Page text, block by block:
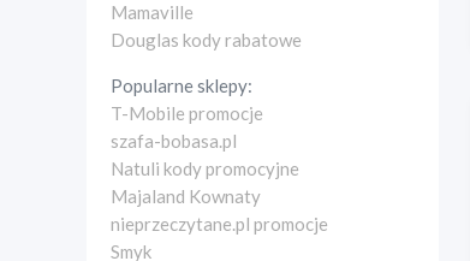
Mamaville
Douglas kody rabatowe
Popularne sklepy:
T-Mobile promocje
szafa-bobasa.pl
Natuli kody promocyjne
Majaland Kownaty
nieprzeczytane.pl promocje
Smyk